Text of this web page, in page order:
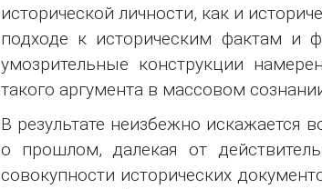
исторической личности, как и
подходе к историческим фактам и
умозрительные конструкции
такого аргумента в массовом
В результате неизбежно искажается
о прошлом, далекая от
совокупности исторических